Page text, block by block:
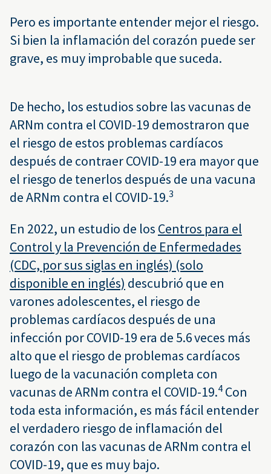
Pero es importante entender mejor el riesgo.
Si bien la inflamación del corazón puede ser
grave, es muy improbable que suceda.
De hecho, los estudios sobre las vacunas de
ARNm contra el COVID-19 demostraron que
el riesgo de estos problemas cardíacos
después de contraer COVID-19 era mayor que
el riesgo de tenerlos después de una vacuna
de ARNm contra el COVID-19.3
En 2022, un estudio de los Centros para el
Control y la Prevención de Enfermedades
(CDC, por sus siglas en inglés) (solo
disponible en inglés) descubrió que en
varones adolescentes, el riesgo de
problemas cardíacos después de una
infección por COVID-19 era de 5.6 veces más
alto que el riesgo de problemas cardíacos
luego de la vacunación completa con
vacunas de ARNm contra el COVID-19.4 Con
toda esta información, es más fácil entender
el verdadero riesgo de inflamación del
corazón con las vacunas de ARNm contra el
COVID-19, que es muy bajo.